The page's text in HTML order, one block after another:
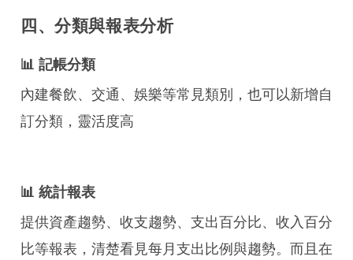
四、分類與報表分析
📊 記帳分類
內建餐飲、交通、娛樂等常見類別，也可以新增自
訂分類，靈活度高
📊 統計報表
提供資產趨勢、收支趨勢、支出百分比、收入百分
比等報表，清楚看見每月支出比例與趨勢。而且在